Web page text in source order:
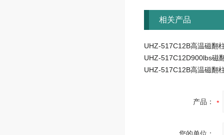
相关产品
UHZ-517C12B高温磁翻
UHZ-517C12B高温磁翻
产品：
您的单位：